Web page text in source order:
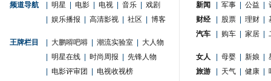
频道导航 明星 电影 电视 音乐
戏剧
娱乐播报 高清影视 社区 博客
王牌栏目 大鹏嘚吧嘚 潮流实验室
大人物
明星在线 时尚周报
先锋人物
电影评审团 电视收视榜
新闻 军事 公益
财经
股票 理财
汽车
购车 家居
女人 母婴 新娘
旅游
天气 健康